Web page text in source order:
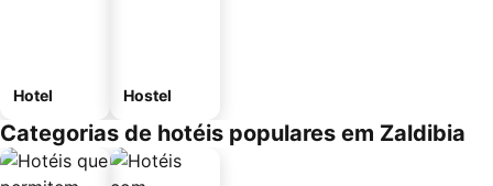
Hotel Hostel
Categorias de hotéis populares em Zaldibia